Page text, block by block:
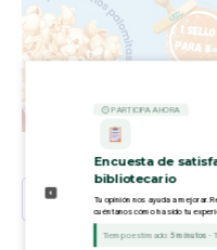
Añadir al
⏲ PARTICIPA AHORA
Encuesta de
bibliotecario
Tu opinión nos ayuda a mejorar.
cuéntanos cómo ha sido tu
Tiempo estimado:5 minutos -